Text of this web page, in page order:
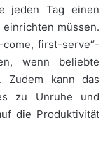
jeden Tag einen
müssen.
first-serve“-
wenn beliebte
Zudem kann das
zu Unruhe und
die Produktivität